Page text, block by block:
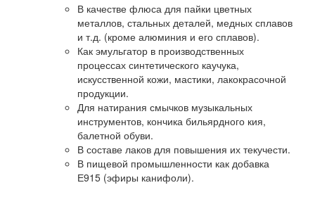
В качестве флюса для пайки цветных
металлов, стальных деталей, медных сплавов
и т.д. (кроме алюминия и его сплавов).
Как эмульгатор в производственных
процессах синтетического каучука,
искусственной кожи, мастики, лакокрасочной
продукции.
Для натирания смычков музыкальных
инструментов, кончика бильярдного кия,
балетной обуви.
В составе лаков для повышения их текучести.
В пищевой промышленности как добавка
Е915 (эфиры канифоли).